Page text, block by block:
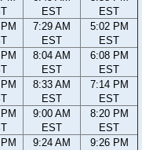
EST
EST
7:29 AM
EST
5:02 PM
EST
8:04 AM
EST
6:08 PM
EST
8:33 AM
EST
7:14 PM
EST
9:00 AM
EST
8:20 PM
EST
9:24 AM
9:26 PM